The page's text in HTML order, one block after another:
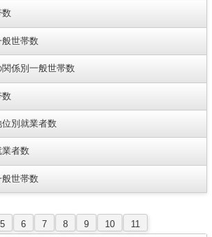
数
世帯数
係別一般世帯数
数
別就業者数
業者数
世帯数
5 6 7 8 9 10
11